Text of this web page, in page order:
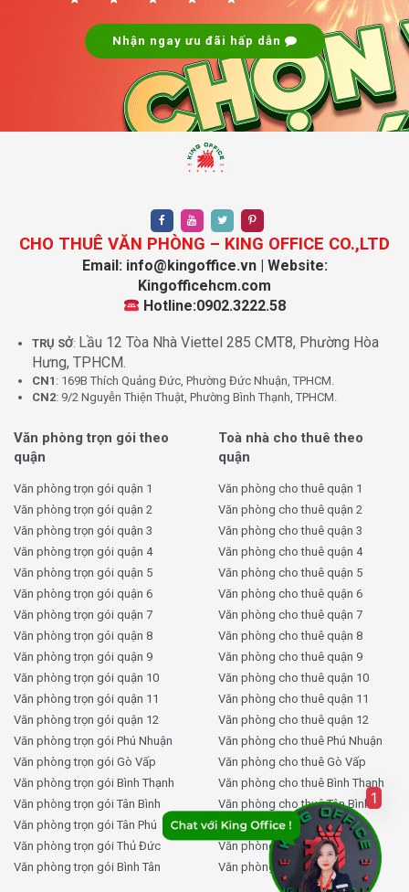
Nhận ngay ưu đãi hấp dẫn
CHO THUÊ VĂN PHÒNG – KING OFFICE CO.,LTD
Email: info@kingoffice.vn | Website:
Kingofficehcm.com
Hotline:0902.3222.58
TRỤ SỞ: Lầu 12 Tòa Nhà Viettel 285 CMT8, Phường Hòa
Hưng, TPHCM.
CN1 : 169B Thích Quảng Đức, Phường Đức Nhuận, TPHCM.
CN2: 9/2 Nguyễn Thiện Thuật, Phường Bình Thạnh, TPHCM.
Văn phòng trọn gói theo
quận
Văn phòng trọn gói quận 1
Văn phòng trọn gói quận 2
Văn phòng trọn gói quận 3
Văn phòng trọn gói quận 4
Văn phòng trọn gói quận 5
Văn phòng trọn gói quận 6
Văn phòng trọn gói quận 7
Văn phòng trọn gói quận 8
Văn phòng trọn gói quận 9
Văn phòng trọn gói quận 10
Văn phòng trọn gói quận 11
Văn phòng trọn gói quận 12
Văn phòng trọn gói Phú Nhuận
Văn phòng trọn gói Gò Vấp
Văn phòng trọn gói Bình Thạnh
Văn phòng trọn gói Tân Bình
Văn phòng trọn gói Tân Phú
Văn phòng trọn gói Thủ Đức
Văn phòng trọn gói Bình Tân
Toà nhà cho thuê theo
quận
Văn phòng cho thuê quận 1
Văn phòng cho thuê quận 2
Văn phòng cho thuê quận 3
Văn phòng cho thuê quận 4
Văn phòng cho thuê quận 5
Văn phòng cho thuê quận 6
Văn phòng cho thuê quận 7
Văn phòng cho thuê quận 8
Văn phòng cho thuê quận 9
Văn phòng cho thuê quận 10
Văn phòng cho thuê quận 11
Văn phòng cho thuê quận 12
Văn phòng cho thuê Phú Nhuận
Văn phòng cho thuê Gò Vấp
Văn phòng cho thuê Bình Thạnh
Văn phòng cho thuê Tân Bình
Văn phòng cho thuê Tân Phú
Văn phòng cho thuê Thủ Đức
Văn phòng cho thuê Bình Tân
1